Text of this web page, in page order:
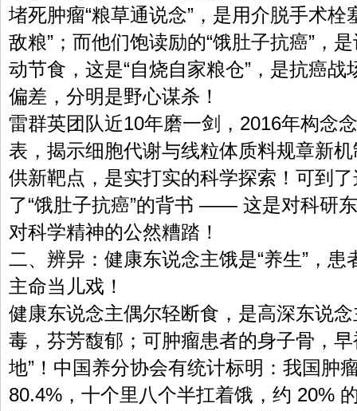
堵死肿瘤“粮草通说念”，是用介脱手术栓
敌粮”；而他们饱读励的“饿肚子抗癌”，
动节食，这是“自烧自家粮仓”，是抗癌
偏差，分明是野心谋杀！
雷群英团队近10年磨一剑，2016年构念
表，揭示细胞代谢与线粒体质料规章新
供新靶点，是实打实的科学探索！可到
了“饿肚子抗癌”的背书 —— 这是对科研
对科学精神的公然糟踏！
二、辨异：健康东说念主饿是“养生”，患
主命当儿戏！
健康东说念主偶尔轻断食，是高深东说念
毒，芬芳馥郁；可肿瘤患者的身子骨，
地”！中国养分协会有统计标明：我国肿
80.4%，十个里八个半扛着饿，约 20%